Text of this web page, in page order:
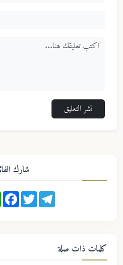
نشر التعليق
شارك
TwitterTelegram
كلمات ذات صلة